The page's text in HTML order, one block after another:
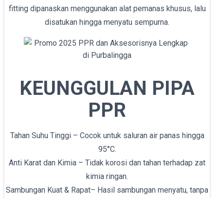
fitting dipanaskan menggunakan alat pemanas khusus, lalu
disatukan hingga menyatu sempurna.
KEUNGGULAN PIPA
PPR
Tahan Suhu Tinggi – Cocok untuk saluran air panas hingga
95°C.
Anti Karat dan Kimia – Tidak korosi dan tahan terhadap zat
kimia ringan.
Sambungan Kuat & Rapat– Hasil sambungan menyatu, tanpa